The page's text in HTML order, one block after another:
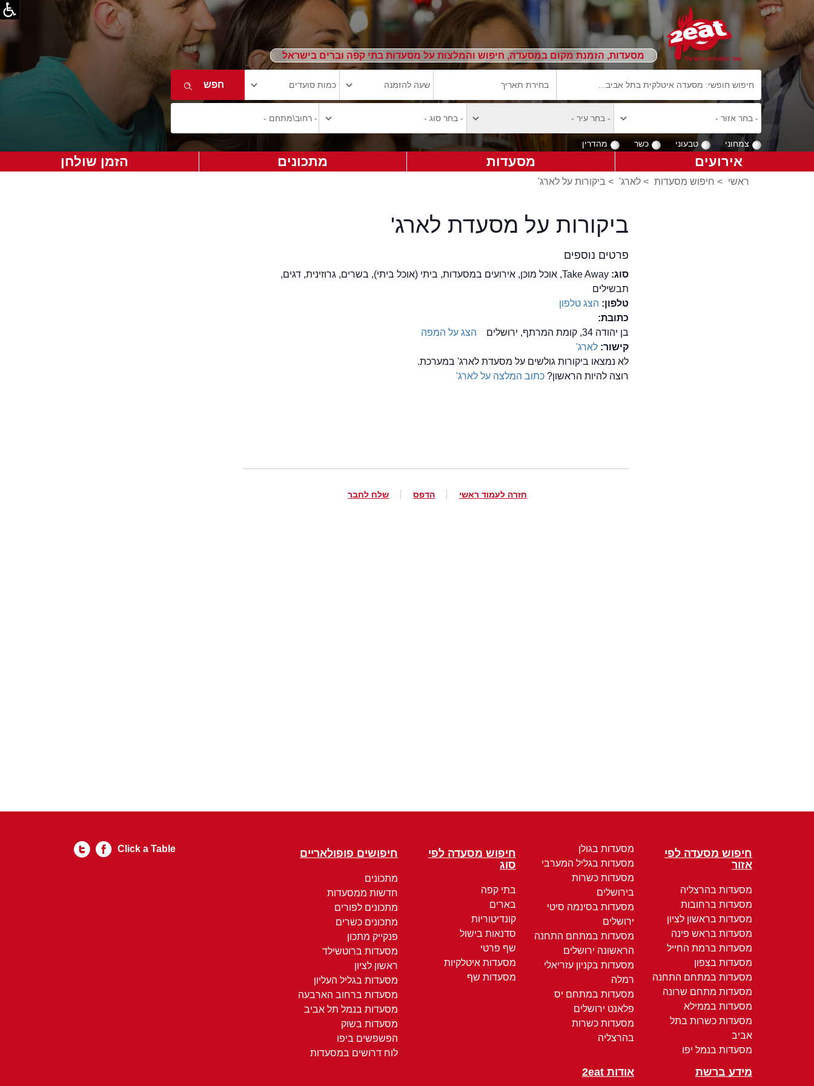
מסעדות, הזמנת מקום במסעדה, חיפוש והמלצות על מסעדות בתי קפה וברים בישראל
צמחוני טבעוני כשר מהדרין
אירועים מסעדות מתכונים הזמן שולחן
ראשי > חיפוש מסעדות > לארג' > ביקורות על לארג'
ביקורות על מסעדת לארג'
פרטים נוספים
סוג:
Take Away, אוכל מוכן, אירועים במסעדות, ביתי (אוכל ביתי), בשרים, גרוזינית, דגים,
תבשילים
טלפון: הצג טלפון
כתובת:
בן יהודה 34, קומת המרתף, ירושלים
הצג על המפה
קישור:לארג'
לא נמצאו ביקורות גולשים על מסעדת לארג' במערכת.
רוצה להיות הראשון?כתוב המלצה על לארג'
חזרה לעמוד ראשי הדפס שלח לחבר
חיפוש מסעדה לפי
אזור
מסעדות בהרצליה
מסעדות ברחובות
מסעדות בראשון לציון
מסעדות בראש פינה
מסעדות ברמת החייל
מסעדות בצפון
מסעדות במתחם התחנה
מסעדות מתחם שרונה
מסעדות בממילא
מסעדות כשרות בתל
אביב
מסעדות בנמל יפו
מסעדות בגולן
מסעדות בגליל המערבי
מסעדות כשרות
בירושלים
מסעדות בסינמה סיטי
ירושלים
מסעדות במתחם התחנה
הראשונה ירושלים
מסעדות בקניון עזריאלי
רמלה
מסעדות במתחם יס
פלאנט ירושלים
מסעדות כשרות
בהרצליה
חיפוש מסעדה לפי
סוג
בתי קפה
בארים
קונדיטוריות
סדנאות בישול
שף פרטי
מסעדות איטלקיות
מסעדות שף
חיפושים פופולאריים
מתכונים
חדשות ממסעדות
מתכונים לפורים
מתכונים כשרים
פנקייק מתכון
מסעדות ברוטשילד
ראשון לציון
מסעדות בגליל העליון
מסעדות ברחוב הארבעה
מסעדות בנמל תל אביב
מסעדות בשוק
הפשפשים ביפו
לוח דרושים במסעדות
מידע ברשת אודות 2eat
Click a Table